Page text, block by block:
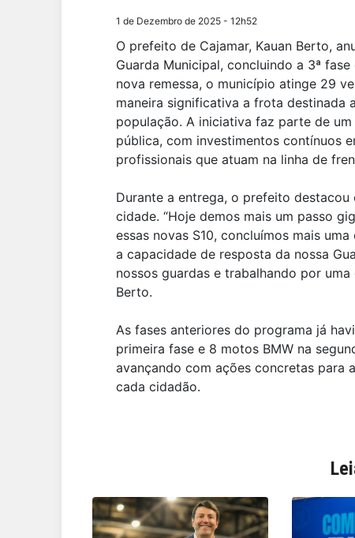
1 de Dezembro de 2025 - 12h52
O prefeito de Cajamar, Kauan Berto,
Guarda Municipal, concluindo a 3ª
nova remessa, o município atinge 29
maneira significativa a frota destinada
população. A iniciativa faz parte de
pública, com investimentos contínuos
profissionais que atuam na linha de
Durante a entrega, o prefeito
cidade. “Hoje demos mais um passo
essas novas S10, concluímos mais
a capacidade de resposta da nossa
nossos guardas e trabalhando por
Berto.
As fases anteriores do programa já
primeira fase e 8 motos BMW na
avançando com ações concretas para
cada cidadão.